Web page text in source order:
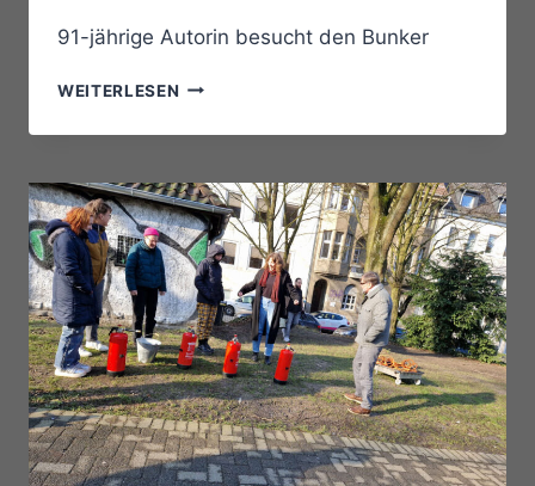
91-jährige Autorin besucht den Bunker
WEITERLESEN MARGOT
IM